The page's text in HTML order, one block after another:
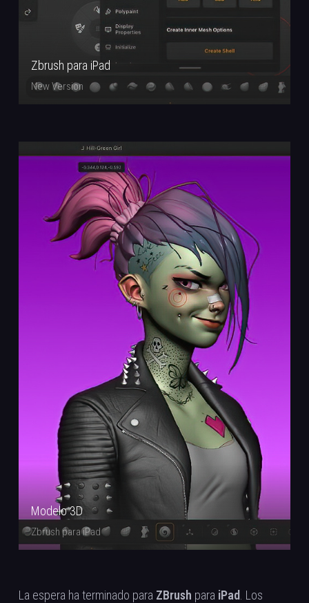
Zbrush para iPad
New Version
Modelo 3D
Zbrush para iPad
La espera ha terminado para ZBrush para iPad . Los